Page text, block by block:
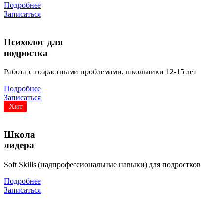
Подробнее
Записаться
Психолог для
подростка
Работа с возрастными проблемами, школьники 12-15 лет
Подробнее
Записаться
Хит
Школа
лидера
Soft Skills (надпрофессиональные навыки) для подростков
Подробнее
Записаться